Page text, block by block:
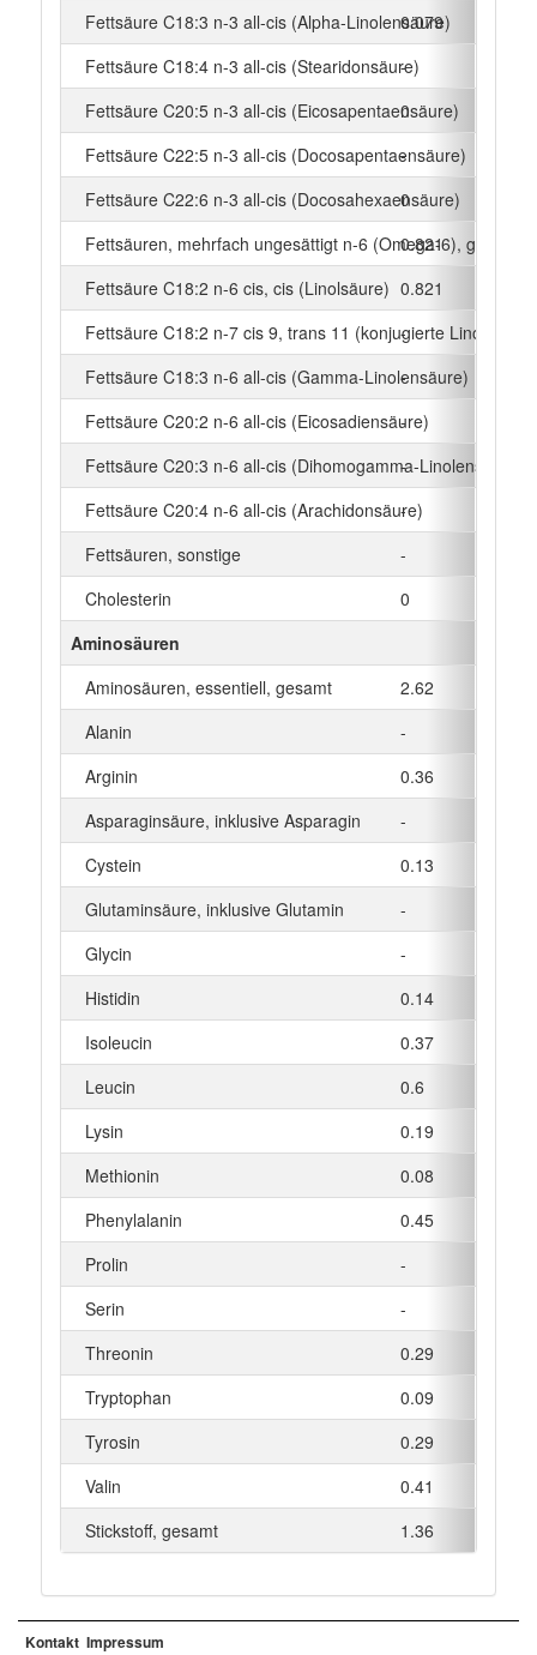
Fettsäure C18:3 n-3 all-cis (Alpha-Linolensäure)
0.079
Fettsäure C18:4 n-3 all-cis (Stearidonsäure)
-
Fettsäure C20:5 n-3 all-cis (Eicosapentaensäure)
0
Fettsäure C22:5 n-3 all-cis (Docosapentaensäure)
-
Fettsäure C22:6 n-3 all-cis (Docosahexaensäure)
0
Fettsäuren, mehrfach ungesättigt n-6 (Omega-6), gesamt
0.821
Fettsäure C18:2 n-6 cis, cis (Linolsäure) 0.821
Fettsäure C18:2 n-7 cis 9, trans 11 (konjugierte Linolsäure)
-
Fettsäure C18:3 n-6 all-cis (Gamma-Linolensäure)
-
Fettsäure C20:2 n-6 all-cis (Eicosadiensäure)
-
Fettsäure C20:3 n-6 all-cis (Dihomogamma-Linolensäure)
-
Fettsäure C20:4 n-6 all-cis (Arachidonsäure)
-
Fettsäuren, sonstige
-
Cholesterin
0
Aminosäuren
Aminosäuren, essentiell, gesamt
2.62
Alanin
-
Arginin
0.36
Asparaginsäure, inklusive Asparagin
-
Cystein
0.13
Glutaminsäure, inklusive Glutamin
-
Glycin
-
Histidin
0.14
Isoleucin
0.37
Leucin
0.6
Lysin
0.19
Methionin
0.08
Phenylalanin
0.45
Prolin
-
Serin
-
Threonin
0.29
Tryptophan
0.09
Tyrosin
0.29
Valin
0.41
Stickstoff, gesamt
1.36
Kontakt Impressum